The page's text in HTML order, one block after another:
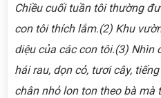
Chiều cuối tuần tôi thường
con tôi thích lắm.(2) Khu
diệu của các con tôi.(3) Nhìn
hái rau, dọn cỏ, tươi cây,
chân nhỏ lon ton theo bà mà